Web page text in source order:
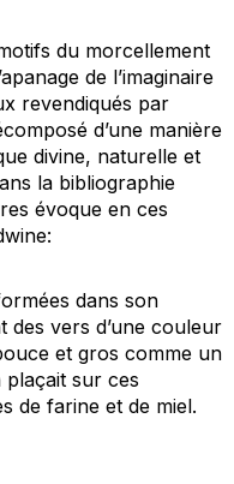
du morcellement
de l’imaginaire
revendiqués par
d’une manière
divine, naturelle et
la bibliographie
évoque en ces
dans son
vers d’une couleur
et gros comme un
sur ces
de farine et de miel.